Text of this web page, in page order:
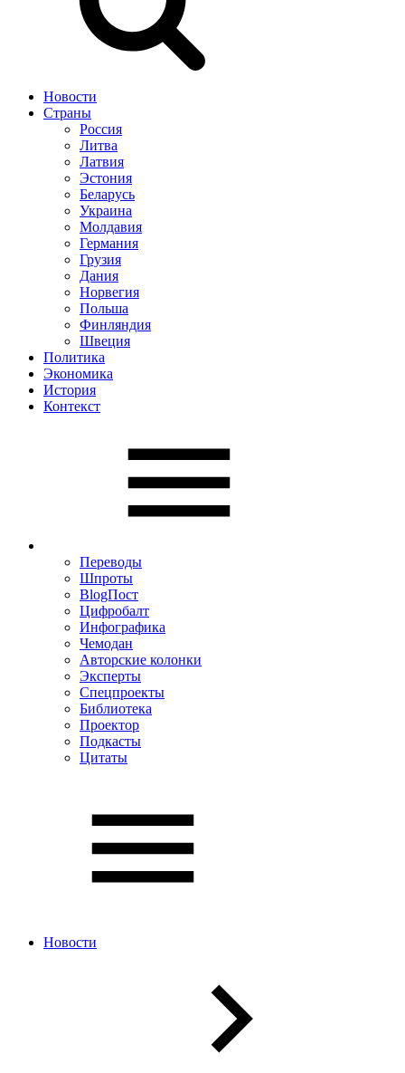
Новости
Страны
Россия
Литва
Латвия
Эстония
Беларусь
Украина
Молдавия
Германия
Грузия
Дания
Норвегия
Польша
Финляндия
Швеция
Политика
Экономика
История
Контекст
Переводы
Шпроты
BlogПост
Цифробалт
Инфографика
Чемодан
Авторские колонки
Эксперты
Спецпроекты
Библиотека
Проектор
Подкасты
Цитаты
Новости